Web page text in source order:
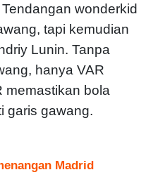
wonderkid
tapi kemudian
Lunin. Tanpa
hanya VAR
memastikan bola
garis gawang.
Madrid